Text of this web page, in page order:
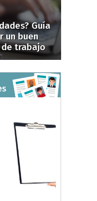
Guía
un buen
de trabajo